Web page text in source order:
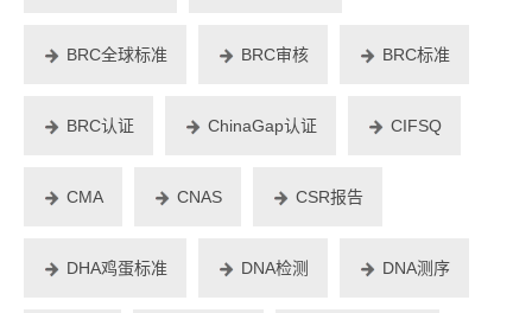
BRC全球标准 BRC审核 BRC标准
BRC认证 ChinaGap认证 CIFSQ
CMA CNAS CSR报告
DHA鸡蛋标准 DNA检测 DNA测序